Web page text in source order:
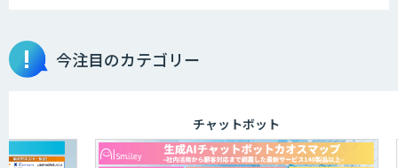
画像解析・デジタルツイン領域のAI開発
AI開発・伴走支援・内製化支援
今注目のカテゴリー
チャットボット